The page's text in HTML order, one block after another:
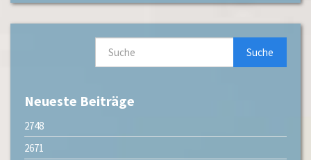
Suche
Neueste Beiträge
2748
2671